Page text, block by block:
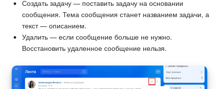
Создать задачу — поставить задачу на основании
сообщения. Тема сообщения станет названием задачи, а
текст — описанием.
Удалить — если сообщение больше не нужно.
Восстановить удаленное сообщение нельзя.